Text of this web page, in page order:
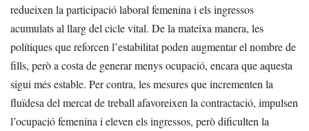
redueixen la participació laboral femenina i els ingressos
acumulats al llarg del cicle vital. De la mateixa manera, les
polítiques que reforcen l’estabilitat poden augmentar el nombre de
fills, però a costa de generar menys ocupació, encara que aquesta
sigui més estable. Per contra, les mesures que incrementen la
fluïdesa del mercat de treball afavoreixen la contractació, impulsen
l’ocupació femenina i eleven els ingressos, però dificulten la